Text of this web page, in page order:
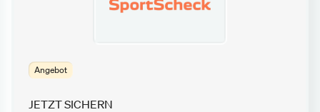
Angebot
JETZT SICHERN